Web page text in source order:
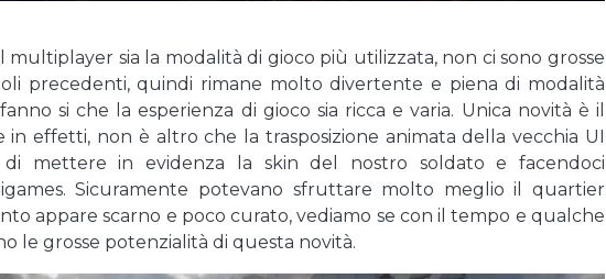
multiplayer sia la modalità di gioco più utilizzata, non ci sono grosse
precedenti, quindi rimane molto divertente e piena di modalità
si che la esperienza di gioco sia ricca e varia. Unica novità è il
in effetti, non è altro che la trasposizione animata della vecchia UI
di mettere in evidenza la skin del nostro soldato e facendoci
Sicuramente potevano sfruttare molto meglio il quartier
appare scarno e poco curato, vediamo se con il tempo e qualche
le grosse potenzialità di questa novità.